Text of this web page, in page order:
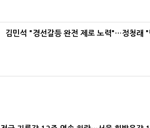
김민석 "경선갈등 완전 제로 노력"…정청래